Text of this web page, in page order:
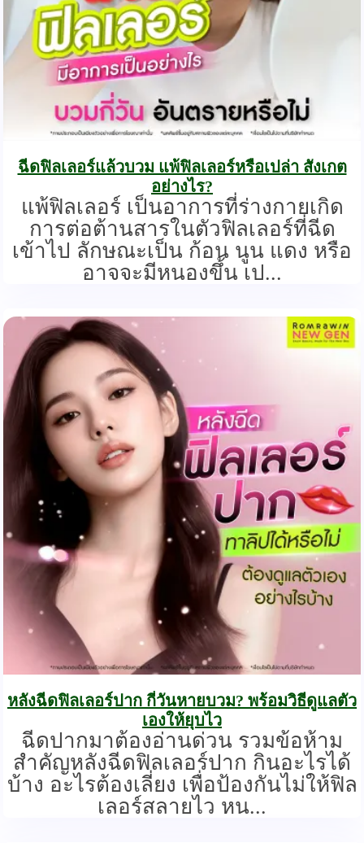
ฉีดฟิลเลอร์แล้วบวม แพ้ฟิลเลอร์หรือเปล่า สังเกต
อย่างไร?
แพ้ฟิลเลอร์ เป็นอาการที่ร่างกายเกิด
การต่อต้านสารในตัวฟิลเลอร์ที่ฉีด
เข้าไป ลักษณะเป็น ก้อน นูน แดง หรือ
อาจจะมีหนองขึ้น เป...
หลังฉีดฟิลเลอร์ปาก กี่วันหายบวม? พร้อมวิธีดูแลตัว
เองให้ยุบไว
ฉีดปากมาต้องอ่านด่วน รวมข้อห้าม
สำคัญหลังฉีดฟิลเลอร์ปาก กินอะไรได้
บ้าง อะไรต้องเลี่ยง เพื่อป้องกันไม่ให้ฟิล
เลอร์สลายไว หน...